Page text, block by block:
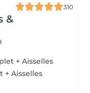
&
310
+ Aisselles
+ Aisselles